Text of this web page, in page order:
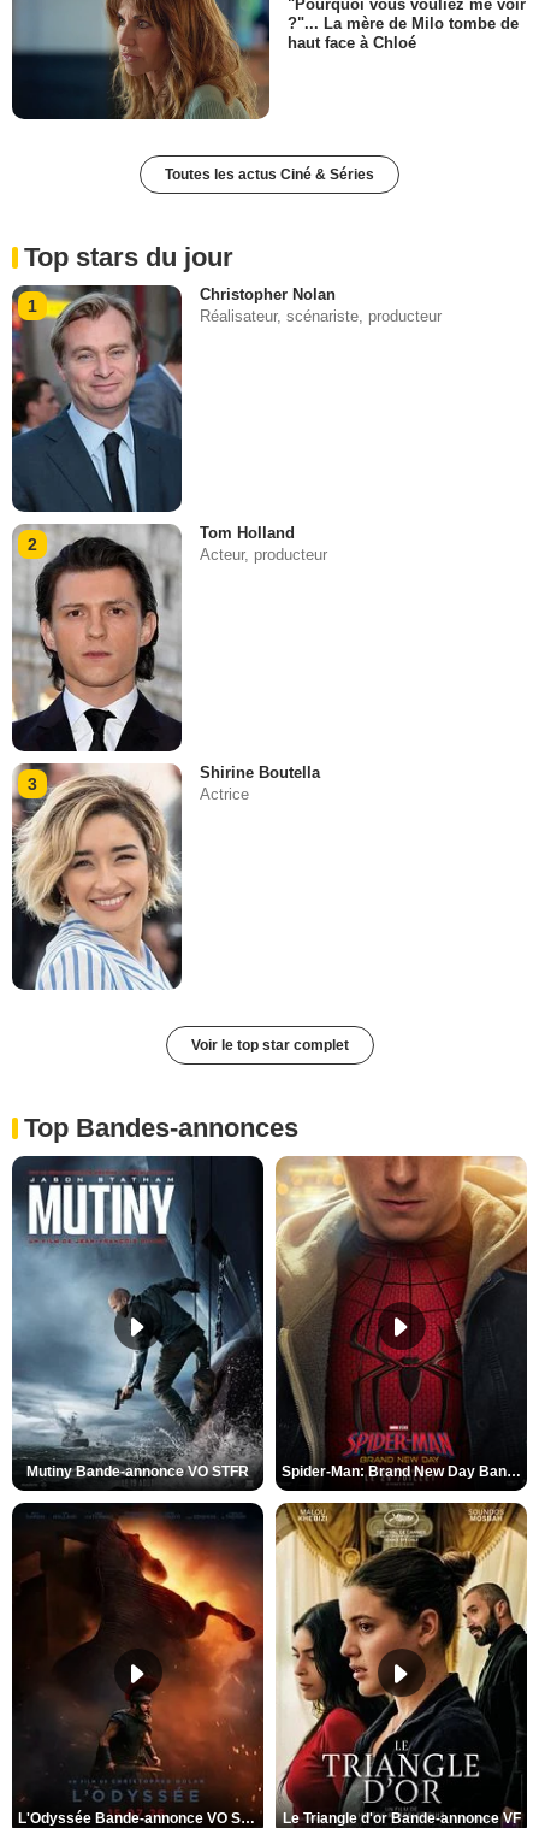
"Pourquoi vous vouliez me voir
?"... La mère de Milo tombe de
haut face à Chloé
Toutes les actus Ciné & Séries
Top stars du jour
1
Christopher Nolan
Réalisateur, scénariste, producteur
2
Tom Holland
Acteur, producteur
3
Shirine Boutella
Actrice
Voir le top star complet
Top Bandes-annonces
Mutiny Bande-annonce VO STFR Spider-Man: Brand New Day Bande-annonce VO STFR
L'Odyssée Bande-annonce VO STFR Le Triangle d'or Bande-annonce VF